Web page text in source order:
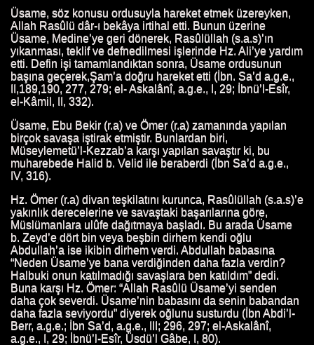
Üsame, söz konusu ordusuyla hareket etmek üzereyken,
Allah Rasûlü dâr-ı bekâya irtihal etti. Bunun üzerine
Üsame, Medine’ye geri dönerek, Rasûlüllah (s.a.s)’ın
yıkanması, teklif ve defnedilmesi işlerinde Hz. Ali’ye yardım
etti. Defin işi tamamlandıktan sonra, Üsame ordusunun
başına geçerek,Şam’a doğru hareket etti (İbn. Sa’d a.g.e.,
II,189,190, 277, 279; el- Askalânî, a.g.e., I, 29; İbnü’l-Esîr,
el-Kâmil, II, 332).
Üsame, Ebu Bekir (r.a) ve Ömer (r.a) zamanında yapılan
birçok savaşa iştirak etmiştir. Bunlardan biri,
Müseylemetü’l-Kezzab’a karşı yapılan savaştır ki, bu
muharebede Halid b. Velid ile beraberdi (İbn Sa’d a.g.e.,
IV, 316).
Hz. Ömer (r.a) divan teşkilatını kurunca, Rasûlüllah (s.a.s)’e
yakınlık derecelerine ve savaştaki başarılarına göre,
Müslümanlara ulûfe dağıtmaya başladı. Bu arada Üsame
b. Zeyd’e dört bin veya beşbin dirhem kendi oğlu
Abdullah’a ise ikibin dirhem verdi. Abdullah babasına
“Neden Üsame’ye bana verdiğinden daha fazla verdin?
Halbuki onun katılmadığı savaşlara ben katıldım” dedi.
Buna karşı Hz. Ömer: “Allah Rasûlü Üsame’yi senden
daha çok severdi. Üsame’nin babasını da senin babandan
daha fazla seviyordu” diyerek oğlunu susturdu (İbn Abdi’l-
Berr, a.g.e.; İbn Sa’d, a.g.e., III; 296, 297; el-Askalânî,
a.g.e., I, 29; İbnü’l-Esîr, Üsdü’l Gâbe, I, 80).
HAYATI
HAYATI